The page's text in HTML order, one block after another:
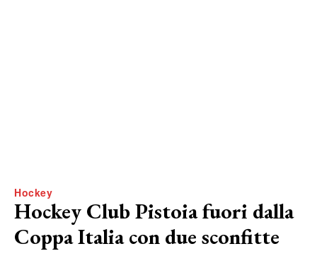
Hockey
Hockey Club Pistoia fuori dalla
Coppa Italia con due sconfitte